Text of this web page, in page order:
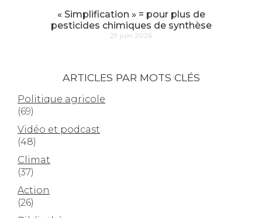
« Simplification » = pour plus de
pesticides chimiques de synthèse
29 juin 2026
ARTICLES PAR MOTS CLÉS
Politique agricole
(69)
Vidéo et podcast
(48)
Climat
(37)
Action
(26)